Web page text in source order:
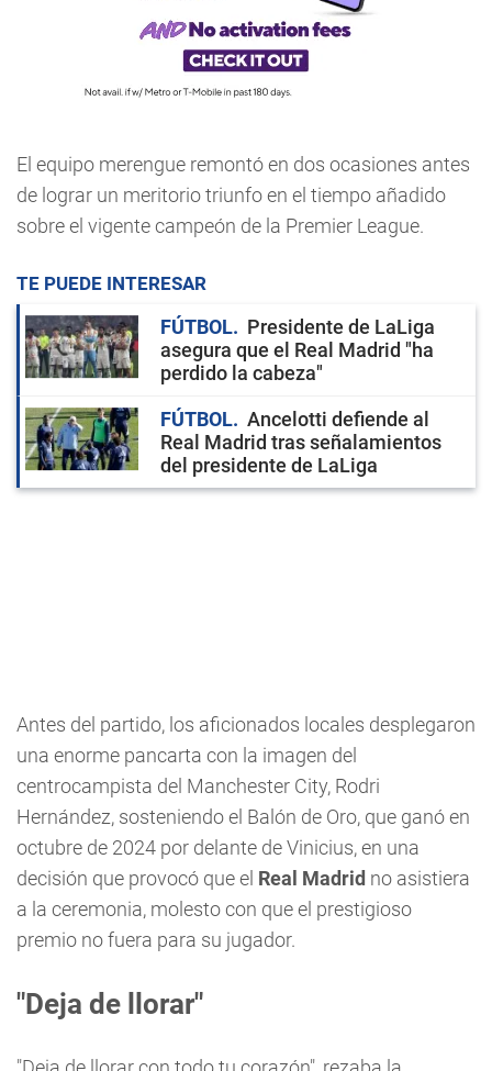
El equipo merengue remontó en dos ocasiones antes
de lograr un meritorio triunfo en el tiempo añadido
sobre el vigente campeón de la Premier League.
TE PUEDE INTERESAR
FÚTBOL
Presidente de LaLiga
asegura que el Real Madrid "ha
perdido la cabeza"
FÚTBOL
Ancelotti defiende al
Real Madrid tras señalamientos
del presidente de LaLiga
Antes del partido, los aficionados locales desplegaron
una enorme pancarta con la imagen del
centrocampista del Manchester City, Rodri
Hernández, sosteniendo el Balón de Oro, que ganó en
octubre de 2024 por delante de Vinicius, en una
decisión que provocó que el Real Madrid no asistiera
a la ceremonia, molesto con que el prestigioso
premio no fuera para su jugador.
"Deja de llorar"